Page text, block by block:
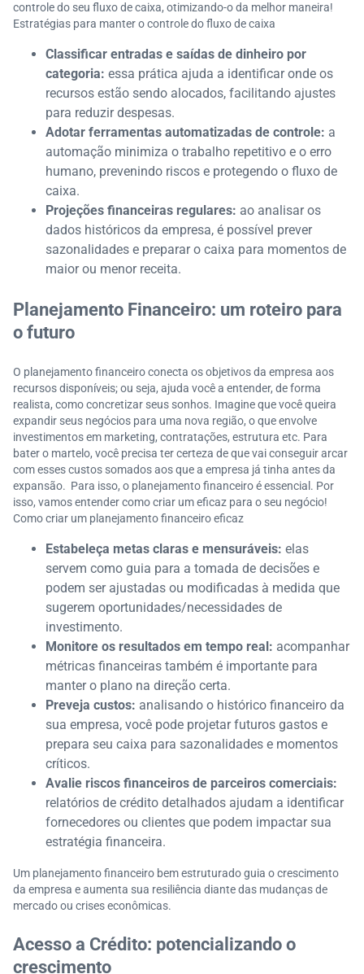
controle do seu fluxo de caixa, otimizando-o da melhor maneira!
Estratégias para manter o controle do fluxo de caixa
Classificar entradas e saídas de dinheiro por
categoria: essa prática ajuda a identificar onde os
recursos estão sendo alocados, facilitando ajustes
para reduzir despesas.
Adotar ferramentas automatizadas de controle: a
automação minimiza o trabalho repetitivo e o erro
humano, prevenindo riscos e protegendo o fluxo de
caixa.
Projeções financeiras regulares: ao analisar os
dados históricos da empresa, é possível prever
sazonalidades e preparar o caixa para momentos de
maior ou menor receita.
Planejamento Financeiro: um roteiro para
o futuro
O planejamento financeiro conecta os objetivos da empresa aos
recursos disponíveis; ou seja, ajuda você a entender, de forma
realista, como concretizar seus sonhos. Imagine que você queira
expandir seus negócios para uma nova região, o que envolve
investimentos em marketing, contratações, estrutura etc. Para
bater o martelo, você precisa ter certeza de que vai conseguir arcar
com esses custos somados aos que a empresa já tinha antes da
expansão. Para isso, o planejamento financeiro é essencial. Por
isso, vamos entender como criar um eficaz para o seu negócio!
Como criar um planejamento financeiro eficaz
Estabeleça metas claras e mensuráveis: elas
servem como guia para a tomada de decisões e
podem ser ajustadas ou modificadas à medida que
sugerem oportunidades/necessidades de
investimento.
Monitore os resultados em tempo real: acompanhar
métricas financeiras também é importante para
manter o plano na direção certa.
Preveja custos: analisando o histórico financeiro da
sua empresa, você pode projetar futuros gastos e
prepara seu caixa para sazonalidades e momentos
críticos.
Avalie riscos financeiros de parceiros comerciais:
relatórios de crédito detalhados ajudam a identificar
fornecedores ou clientes que podem impactar sua
estratégia financeira.
Um planejamento financeiro bem estruturado guia o crescimento
da empresa e aumenta sua resiliência diante das mudanças de
mercado ou crises econômicas.
Acesso a Crédito: potencializando o
crescimento